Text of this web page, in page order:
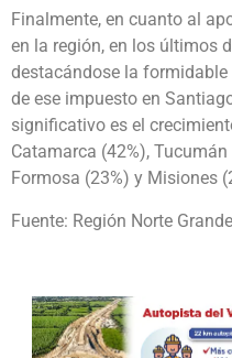
Finalmente, en cuanto al
en la región, en los últimos
destacándose la
de ese impuesto en
significativo es el
Catamarca (42%),
Formosa (23%) y Misiones
Fuente: Región Norte Grande